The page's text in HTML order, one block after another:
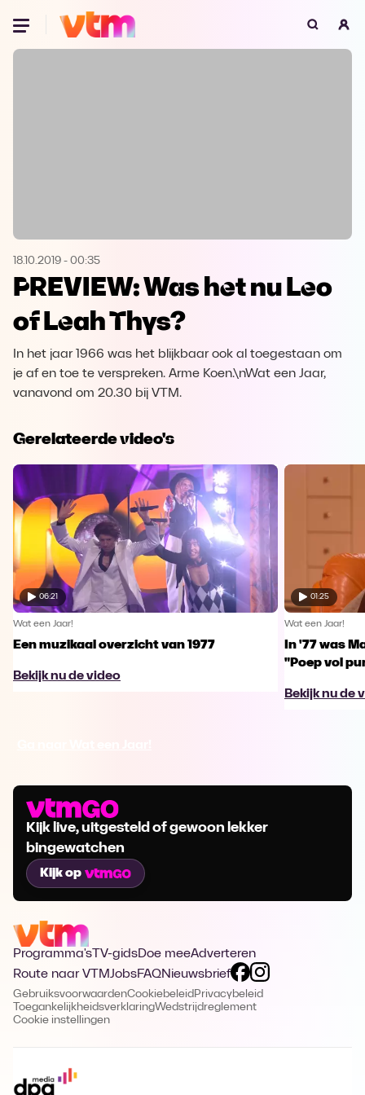
Oeps, browser niet ondersteund
Microsoft Edge Download
Opera
18.10.2019 - 00:35
PREVIEW: Was het nu Leo
of Leah Thys?
In het jaar 1966 was het blijkbaar ook al toegestaan om
je af en toe te verspreken. Arme Koen.\nWat een Jaar,
vanavond om 20.30 bij VTM.
Gerelateerde video's
06:21
Wat een Jaar!
Een muzikaal overzicht van 1977
Bekijk nu de video
01:25
Wat een Jaar!
In '77 was
"Poep vol
Bekijk nu de
Kijk live, uitgesteld of gewoon lekker
bingewatchen
Kijk op
Programma's TV-gidsDoe meeAdverteren
Route naar VTMJobsFAQNieuwsbrief
GebruiksvoorwaardenCookiebeleid Privacybeleid
ToegankelijkheidsverklaringWedstrijdreglement
Cookie instellingen